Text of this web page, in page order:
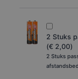
2 Stuks
(€ 2,00)
2 Stuks